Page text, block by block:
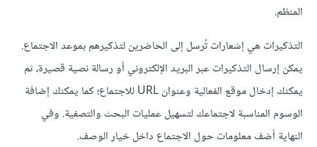
المنظم.
التذكيرات هي إشعارات تُرسل إلى الحاضرين لتذكيرهم بموعد الاجتماع.
يمكن إرسال التذكيرات عبر البريد الإلكتروني أو رسالة نصية قصيرة، ثم
يمكنك إدخال موقع الفعالية وعنوان URL للاجتماع؛ كما يمكنك إضافة
الوسوم المناسبة لاجتماعك لتسهيل عمليات البحث والتصفية. وفي
النهاية أضف معلومات حول الاجتماع داخل خيار الوصف.